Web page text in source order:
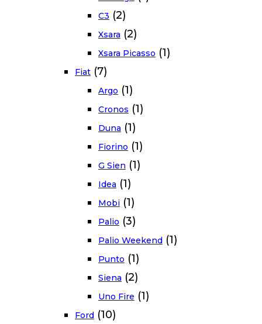
C3 (2)
Xsara (2)
Xsara Picasso (1)
Fiat (7)
Argo (1)
Cronos (1)
Duna (1)
Fiorino (1)
G Sien (1)
Idea (1)
Mobi (1)
Palio (3)
Palio Weekend (1)
Punto (1)
Siena (2)
Uno Fire (1)
Ford (10)